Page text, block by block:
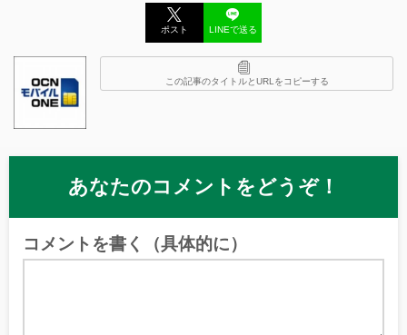
ポスト LINEで送る
この記事のタイトルとURLをコピーする
あなたのコメントをどうぞ！
コメントを書く（具体的に）